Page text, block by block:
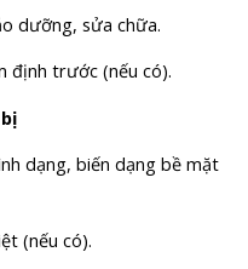
dưỡng, sửa chữa.
định trước (nếu có).
dạng, biến dạng bề mặt
(nếu có).